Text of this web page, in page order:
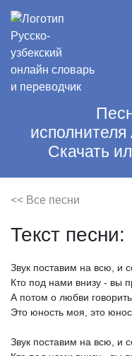
Скачать
<< Все песни
Текст песни:
Звук поставим на всю, и
Кто под нами внизу - вы
А потом о любви говорить
Это юность моя, это
Звук поставим на всю, и